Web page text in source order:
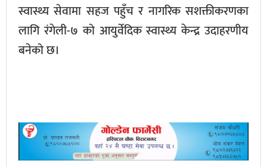
स्वास्थ्य सेवामा सहज पहुँच र नागरिक सशक्तीकरणका
लागि रंगेली-७ को आयुर्वेदिक स्वास्थ्य केन्द्र उदाहरणीय
बनेको छ।